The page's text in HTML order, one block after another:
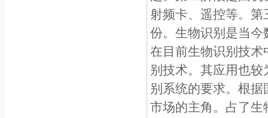
射频卡、遥控等。
份。生物识别是当
在目前生物识别技
别技术。其应用也
别系统的要求。根
市场的主角。占了生